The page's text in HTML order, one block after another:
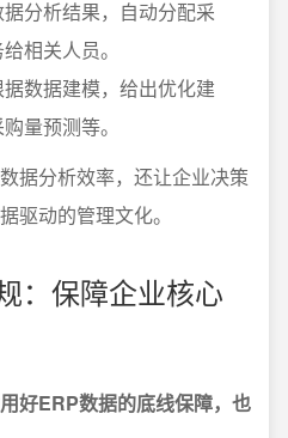
分析结果，自动分配采
相关人员。
数据建模，给出优化建
量预测等。
据分析效率，还让企业决策
驱动的管理文化。
：保障企业核心
好ERP数据的底线保障，也